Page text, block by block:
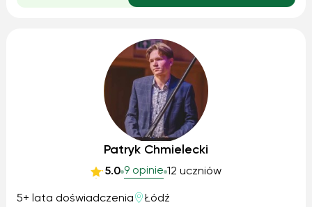
Patryk Chmielecki
5.0 9 opinie 12 uczniów
5+ lata doświadczenia Łódź